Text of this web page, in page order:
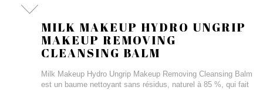
MILK MAKEUP HYDRO UNGRIP
MAKEUP REMOVING
CLEANSING BALM
Milk Makeup Hydro Ungrip Makeup Removing Cleansing Balm
est un baume nettoyant sans résidus, naturel à 85 %, qui fait